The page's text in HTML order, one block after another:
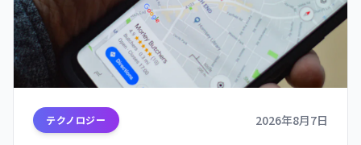
テクノロジー 2026年8月7日